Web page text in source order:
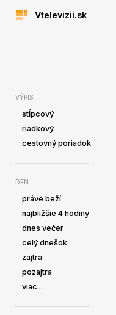
Vtelevizii.sk
VÝPIS
stĺpcový
riadkový
cestovný poriadok
DEN
práve beží
najbližšie 4 hodiny
dnes večer
celý dnešok
zajtra
pozajtra
viac...